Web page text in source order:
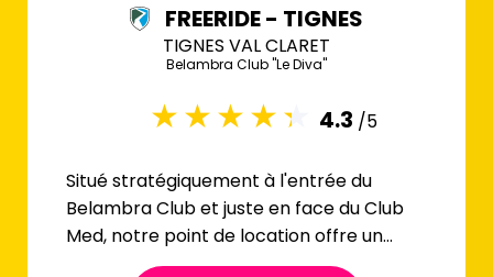
FREERIDE - TIGNES
TIGNES VAL CLARET
Belambra Club "Le Diva"
4.3 /5
Situé stratégiquement à l'entrée du
Belambra Club et juste en face du Club
Med, notre point de location offre un
accès facile et rapide aux pistes.